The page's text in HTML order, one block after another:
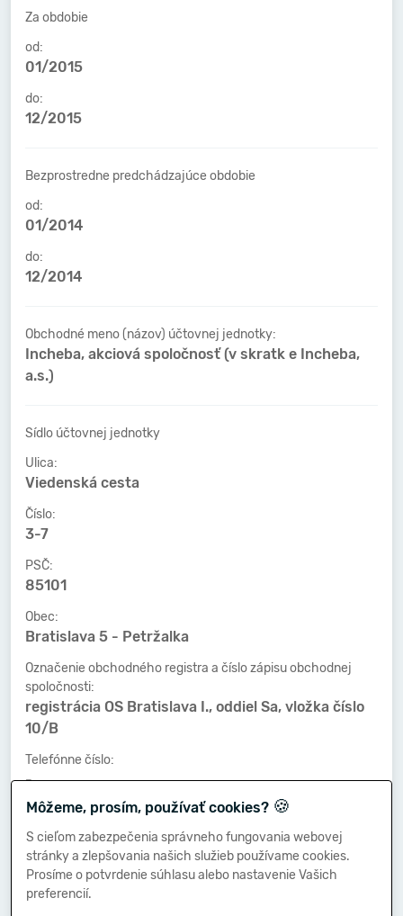
Za obdobie
od:
01/2015
do:
12/2015
Bezprostredne predchádzajúce obdobie
od:
01/2014
do:
12/2014
Obchodné meno (názov) účtovnej jednotky:
Incheba, akciová spoločnosť (v skratk e Incheba,
a.s.)
Sídlo účtovnej jednotky
Ulica:
Viedenská cesta
Číslo:
3-7
PSČ:
85101
Obec:
Bratislava 5 - Petržalka
Označenie obchodného registra a číslo zápisu obchodnej
spoločnosti:
registrácia OS Bratislava I., oddiel Sa, vložka číslo
10/B
Telefónne číslo:
-
Faxové číslo:
-
E-mailová adresa:
-
Môžeme, prosím, používať cookies? 🍪
S cieľom zabezpečenia správneho fungovania webovej
stránky a zlepšovania našich služieb používame cookies.
Prosíme o potvrdenie súhlasu alebo nastavenie Vašich
preferencií.